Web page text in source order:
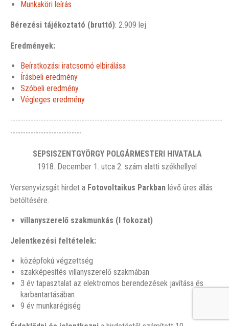
Munkaköri leírás
Bérezési tájékoztató (bruttó): 2.909 lej
Eredmények:
Beíratkozási iratcsomó elbirálása
Írásbeli eredmény
Szóbeli eredmény
Végleges eredmény
-----------------------------------------------------------------------------------
----------------------------
SEPSISZENTGYÖRGY POLGÁRMESTERI HIVATALA
1918. December 1. utca 2. szám alatti székhellyel
Versenyvizsgát hirdet a Fotovoltaikus Parkban lévő üres állás
betöltésére.
villanyszerelő szakmunkás (I fokozat)
Jelentkezési feltételek:
középfokú végzettség
szakképesítés villanyszerelő szakmában
3 év tapasztalat az elektromos berendezések javítása és
karbantartásában
9 év munkarégiség